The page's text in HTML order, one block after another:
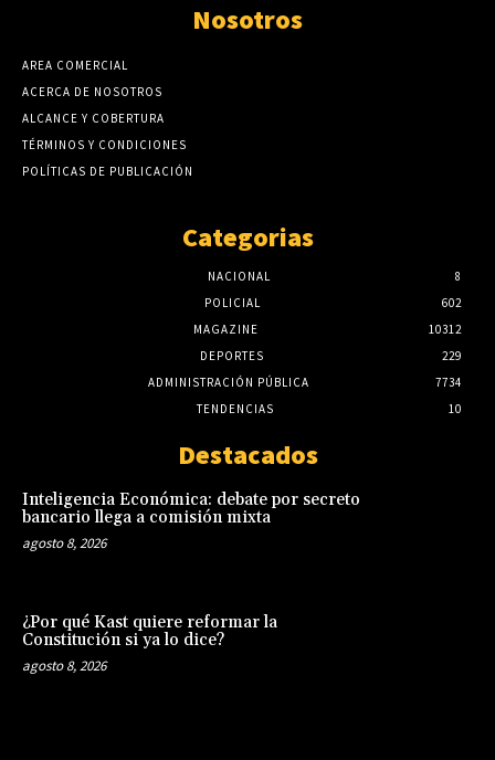
Nosotros
AREA COMERCIAL
ACERCA DE NOSOTROS
ALCANCE Y COBERTURA
TÉRMINOS Y CONDICIONES
POLÍTICAS DE PUBLICACIÓN
Categorias
NACIONAL
8
POLICIAL
602
MAGAZINE
10312
DEPORTES
229
ADMINISTRACIÓN PÚBLICA
7734
TENDENCIAS
10
Destacados
Inteligencia Económica: debate por secreto
bancario llega a comisión mixta
agosto 8, 2026
¿Por qué Kast quiere reformar la
Constitución si ya lo dice?
agosto 8, 2026